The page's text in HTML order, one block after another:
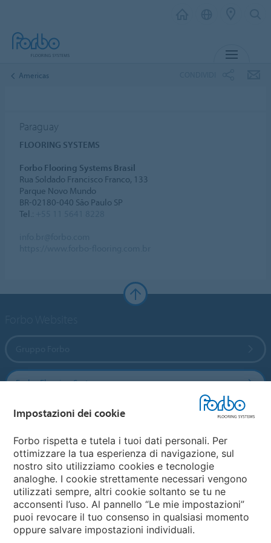
Americas
Paraguay
FLOORING SYSTEMS
Forbo Flooring Systems Brasil
Rua Soldado Francisco Franco, 133
Parque Novo Mundo
BR-02180-040 São Paulo SP
Tel.:
Forbo Flooring Systems
Forbo Movement Systems
Seleziona una nazione
Seleziona una nazione
Impostazioni dei cookie
Forbo rispetta e tutela i tuoi dati personali. Per
ottimizzare la tua esperienza di navigazione, sul
nostro sito utilizziamo cookies e tecnologie
analoghe. I cookie strettamente necessari vengono
utilizzati sempre, altri cookie soltanto se tu ne
acconsenti l’uso. Al pannello “Le mie impostazioni”
puoi revocare il tuo consenso in qualsiasi momento
oppure salvare impostazioni individuali.